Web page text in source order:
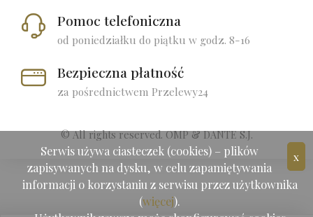
Pomoc telefoniczna
od poniedziałku do piątku w godz. 8-16
Bezpieczna płatność
za pośrednictwem Przelewy24
© All rights reserved. OMP & DANTE S.J.
x
Serwis używa ciasteczek (cookies) – plików
zapisywanych na dysku, w celu zapamiętywania
informacji o korzystaniu z serwisu przez użytkownika
(więcej).